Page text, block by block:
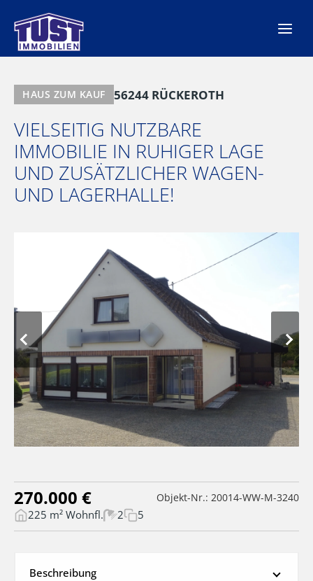
Inhalt
springen
HAUS ZUM KAUF 56244 RÜCKEROTH
VIELSEITIG NUTZBARE
IMMOBILIE IN RUHIGER LAGE
UND ZUSÄTZLICHER WAGEN-
UND LAGERHALLE!
270.000 € Objekt-Nr.: 20014-WW-M-3240
225 m² Wohnfl. 2 5
Beschreibung